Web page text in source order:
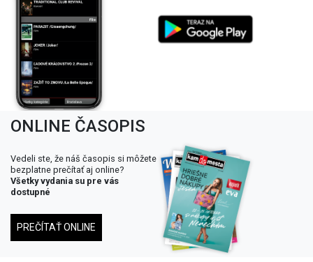
ONLINE ČASOPIS
Vedeli ste, že náš časopis si môžete
bezplatne prečítať aj online?
Všetky vydania su pre vás
dostupné
PREČÍTAŤ ONLINE